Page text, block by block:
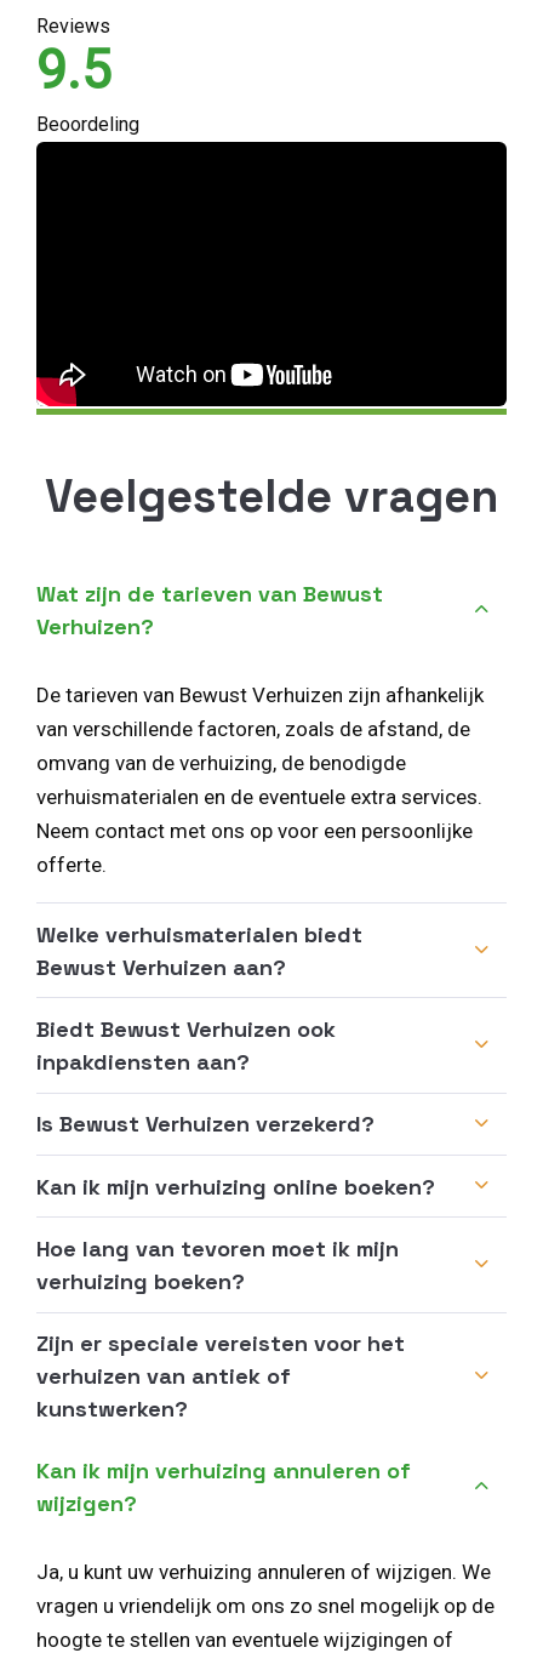
Reviews
9.5
Beoordeling
Veelgestelde vragen
Wat zijn de tarieven van Bewust
Verhuizen?
De tarieven van Bewust Verhuizen zijn afhankelijk
van verschillende factoren, zoals de afstand, de
omvang van de verhuizing, de benodigde
verhuismaterialen en de eventuele extra services.
Neem contact met ons op voor een persoonlijke
offerte.
Welke verhuismaterialen biedt
Bewust Verhuizen aan?
Biedt Bewust Verhuizen ook
inpakdiensten aan?
Is Bewust Verhuizen verzekerd?
Kan ik mijn verhuizing online boeken?
Hoe lang van tevoren moet ik mijn
verhuizing boeken?
Zijn er speciale vereisten voor het
verhuizen van antiek of
kunstwerken?
Kan ik mijn verhuizing annuleren of
wijzigen?
Ja, u kunt uw verhuizing annuleren of wijzigen. We
vragen u vriendelijk om ons zo snel mogelijk op de
hoogte te stellen van eventuele wijzigingen of